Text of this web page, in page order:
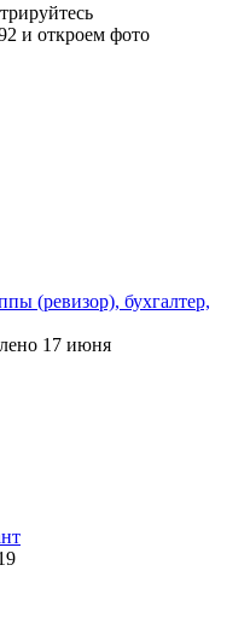
и откроем фото
(ревизор), бухгалтер,
17 июня